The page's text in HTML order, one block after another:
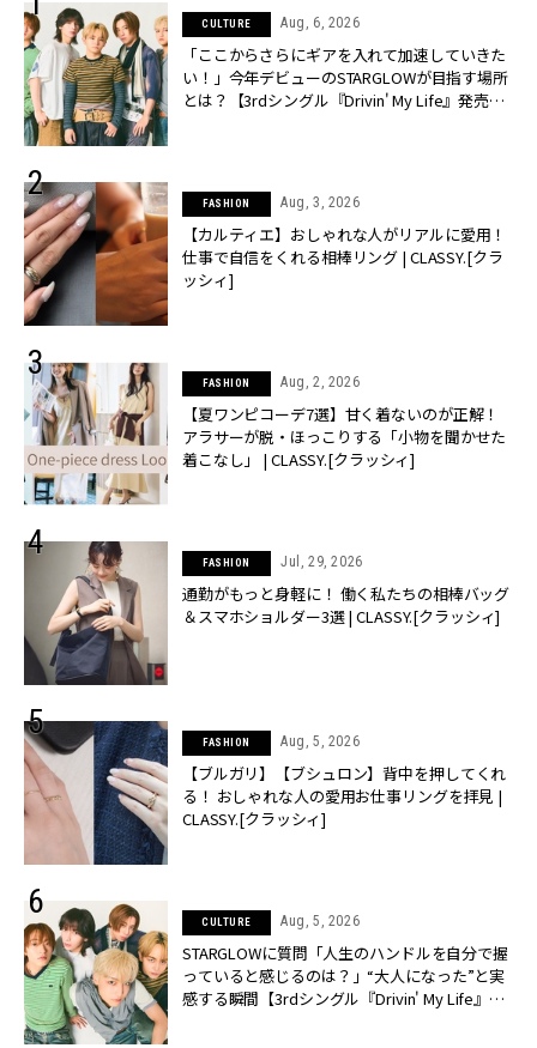
CULTURE Aug, 6, 2026
「ここからさらにギアを入れて加速していきた
い！」今年デビューのSTARGLOWが目指す場所
とは？【3rdシングル『Drivin' My Life』発売】 |
FASHION Aug, 3, 2026
【カルティエ】おしゃれな人がリアルに愛用！
仕事で自信をくれる相棒リング | CLASSY.[クラ
ッシィ]
FASHION Aug, 2, 2026
【夏ワンピコーデ7選】甘く着ないのが正解！
アラサーが脱・ほっこりする「小物を聞かせた
着こなし」 | CLASSY.[クラッシィ]
FASHION Jul, 29, 2026
通勤がもっと身軽に！ 働く私たちの相棒バッグ
＆スマホショルダー3選 | CLASSY.[クラッシィ]
FASHION Aug, 5, 2026
【ブルガリ】【ブシュロン】背中を押してくれ
る！ おしゃれな人の愛用お仕事リングを拝見 |
CLASSY.[クラッシィ]
CULTURE Aug, 5, 2026
STARGLOWに質問「人生のハンドルを自分で握
っていると感じるのは？」“大️人になった”と実
感する瞬間【3rdシングル『Drivin' My Life』発